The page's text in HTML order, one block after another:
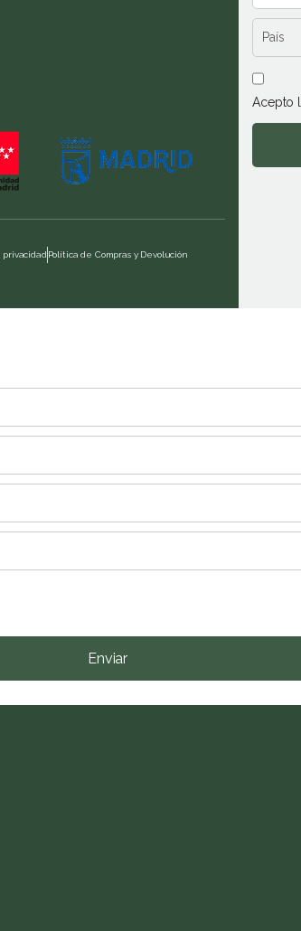
privacidad Política de Compras y Devolución
Acepto
Enviar